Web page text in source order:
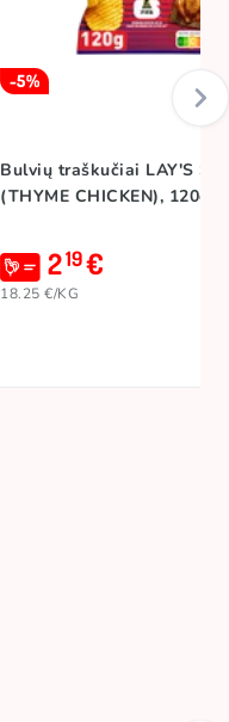
-5%
Bulvių traškučiai LAY'S
(THYME CHICKEN), 120g
219€
18.25 €/KG